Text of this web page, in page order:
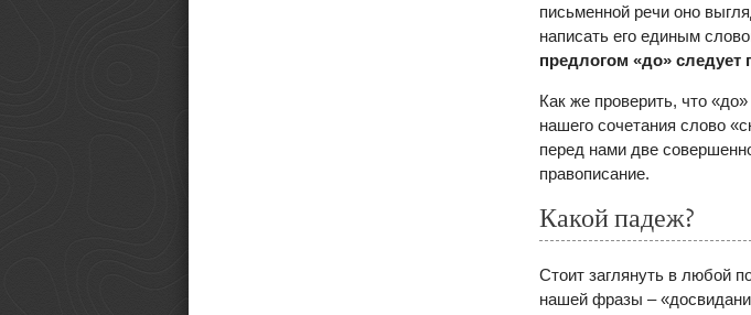
письменной речи оно
написать его единым
предлогом «до» следует
Как же проверить, что
нашего сочетания слово
перед нами две
правописание.
Какой падеж?
Стоит заглянуть в любой
нашей фразы –